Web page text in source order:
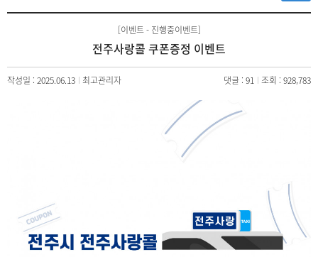
[이벤트 - 진행중이벤트]
전주사랑콜 쿠폰증정 이벤트
작성일 : 2025.06.13 최고관리자 댓글 : 91 조회 : 928,783